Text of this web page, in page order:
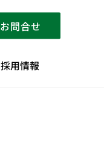
お問合せ
採用情報